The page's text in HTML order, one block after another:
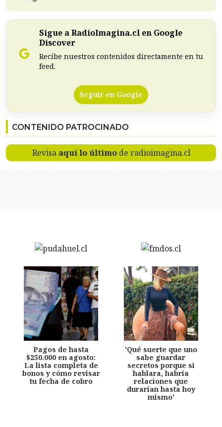
Sigue a RadioImagina.cl en Google
Discover
Recibe nuestros contenidos directamente en tu
feed.
Seguir en Google
CONTENIDO PATROCINADO
Revisa aquí lo últimode radioimagina.cl
Pagos de hasta
$250.000 en agosto:
La lista completa de
bonos y cómo revisar
tu fecha de cobro
'Qué suerte que uno
sabe guardar
secretos porque si
hablara, habría
relaciones que
durarían hasta hoy
mismo'